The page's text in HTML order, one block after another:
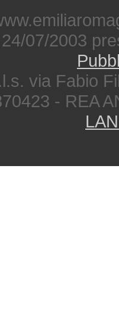
07/2003
via Fabio
- REA